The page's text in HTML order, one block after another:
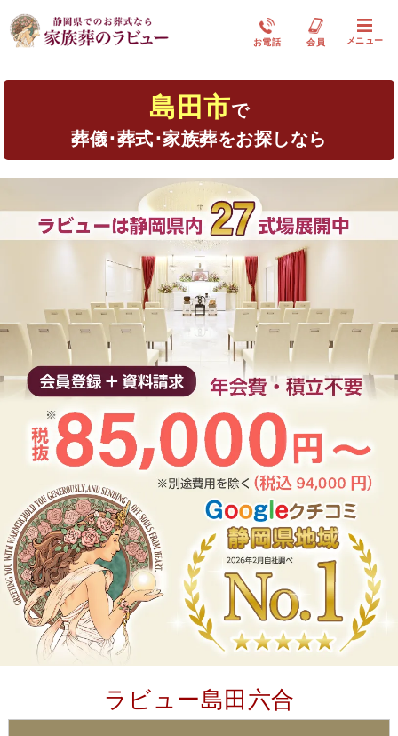
お電話 会員 メニュー
島田市で
葬儀･葬式･家族葬をお探しなら
ラビュー島田六合